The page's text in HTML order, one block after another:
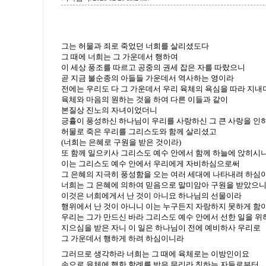
그는 허물과 죄로 죽었던 너희를 살리셨도다
그 때에 너희는 그 가운데서 행하여
이 세상 풍조를 따르고 공중의 권세 잡은 자를 따랐으니
곧 지금 불순종의 아들들 가운데서 역사하는 영이라
전에는 우리도 다 그 가운데서 우리 육체의 욕심을 따라 지내
육체와 마음의 원하는 것을 하여 다른 이들과 같이
본질상 진노의 자녀이었더니
긍휼이 풍성하신 하나님이 우리를 사랑하신 그 큰 사랑을 인
허물로 죽은 우리를 그리스도와 함께 살리셨고
(너희는 은혜로 구원을 받은 것이라)
또 함께 일으키사 그리스도 예수 안에서 함께 하늘에 앉히시
이는 그리스도 예수 안에서 우리에게 자비하심으로써
그 은혜의 지극히 풍성함을 오는 여러 세대에 나타내려 하심
너희는 그 은혜에 의하여 믿음으로 말미암아 구원을 받았으니
이것은 너희에게서 난 것이 아니요 하나님의 선물이라
행위에서 난 것이 아니니 이는 누구든지 자랑하지 못하게 함
우리는 그가 만드신 바라 그리스도 예수 안에서 선한 일을 위
지으심을 받은 자니 이 일은 하나님이 전에 예비하사 우리로
그 가운데서 행하게 하려 하심이니라
그러므로 생각하라 너희는 그 때에 육체로는 이방인이요
손으로 육체에 행한 할례를 받은 무리라 칭하는 자들로부터